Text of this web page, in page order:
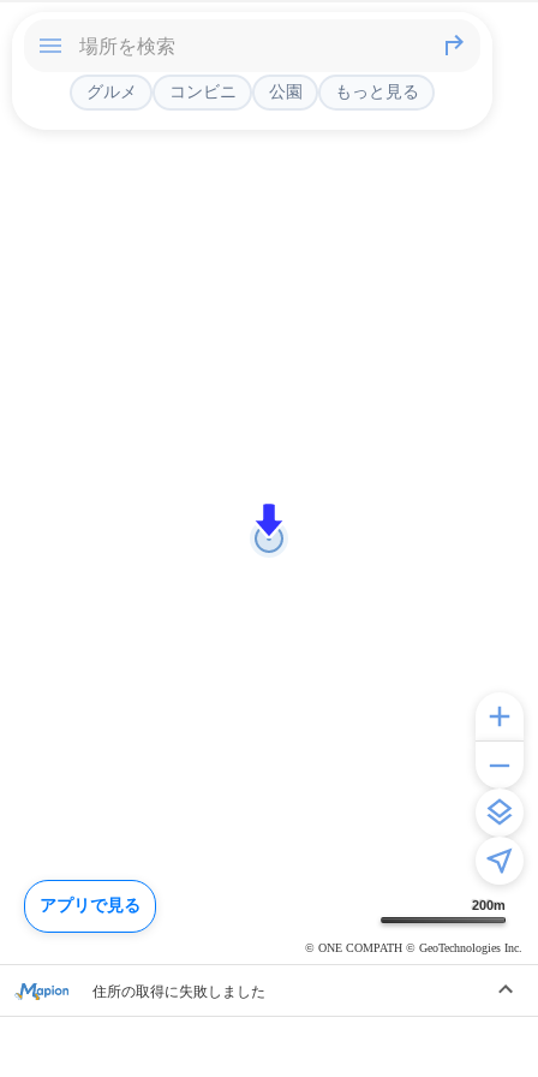
200m
© ONE COMPATH © GeoTechnologies Inc.
グルメ コンビニ 公園 もっと見る
住所の取得に失敗しました
アプリで見る